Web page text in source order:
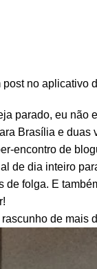
no
parado, eu não
Brasília e
encontro de
de dia inteiro
folga. E
de mais